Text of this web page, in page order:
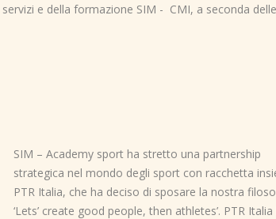
e della formazione SIM - CMI, a seconda delle
SIM – Academy sport ha stretto una partnership
strategica nel mondo degli sport con racchetta
PTR Italia, che ha deciso di sposare la nostra
‘Lets’ create good people, then athletes’. PTR Italia